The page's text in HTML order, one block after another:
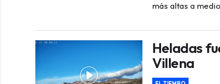
más altas a
Heladas
Villena